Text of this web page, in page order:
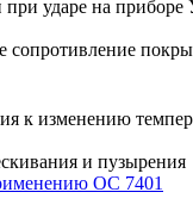
при ударе на
сопротивление
к изменению
и пузырения
ОС 7401